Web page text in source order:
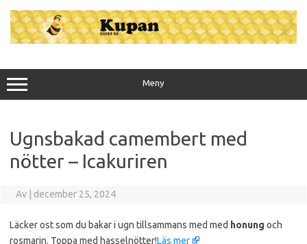
innehåll
Meny
Ugnsbakad camembert med
nötter – Icakuriren
Av december 25, 2024
Läcker ost som du bakar i ugn tillsammans med med honung och
rosmarin. Toppa med hasselnötter!Läs mer